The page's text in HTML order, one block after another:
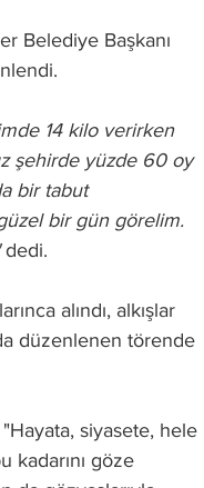
Belediye Başkanı
14 kilo verirken
şehirde yüzde 60 oy
bir tabut
bir gün görelim.
dedi.
alındı, alkışlar
düzenlenen törende
siyasete, hele
kadarını göze